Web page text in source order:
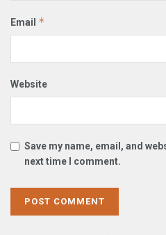
Email *
Website
Save my name, email, and
next time I comment.